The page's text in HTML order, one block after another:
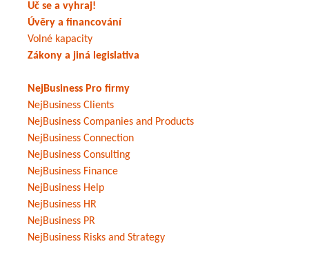
Uč se a vyhraj!
Úvěry a financování
Volné kapacity
Zákony a jiná legislativa
NejBusiness Pro firmy
NejBusiness Clients
NejBusiness Companies and Products
NejBusiness Connection
NejBusiness Consulting
NejBusiness Finance
NejBusiness Help
NejBusiness HR
NejBusiness PR
NejBusiness Risks and Strategy